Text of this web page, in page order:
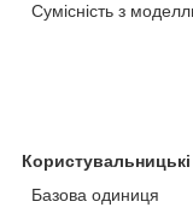
Сумісність з
Базова одиниця